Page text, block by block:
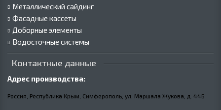
Металлический сайдинг
Фасадные кассеты
Доборные элементы
Водосточные системы
Контактные данные
Адрес производства:
Россия, Республика Крым, Симферополь, ул. Маршала Жукова, д. 44Б